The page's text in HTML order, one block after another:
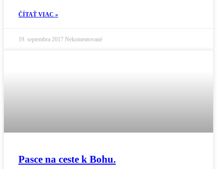
ČÍTAŤ VIAC »
19. septembra 2017 Nekomentované
Pasce na ceste k Bohu.